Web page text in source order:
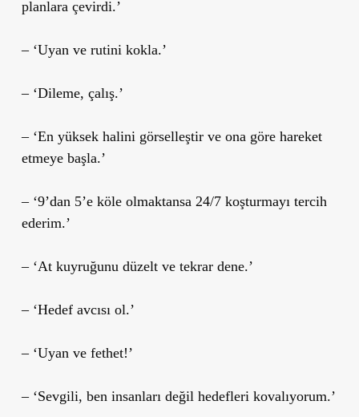
planlara çevirdi.’
– ‘Uyan ve rutini kokla.’
– ‘Dileme, çalış.’
– ‘En yüksek halini görselleştir ve ona göre hareket
etmeye başla.’
– ‘9’dan 5’e köle olmaktansa 24/7 koşturmayı tercih
ederim.’
– ‘At kuyruğunu düzelt ve tekrar dene.’
– ‘Hedef avcısı ol.’
– ‘Uyan ve fethet!’
– ‘Sevgili, ben insanları değil hedefleri kovalıyorum.’